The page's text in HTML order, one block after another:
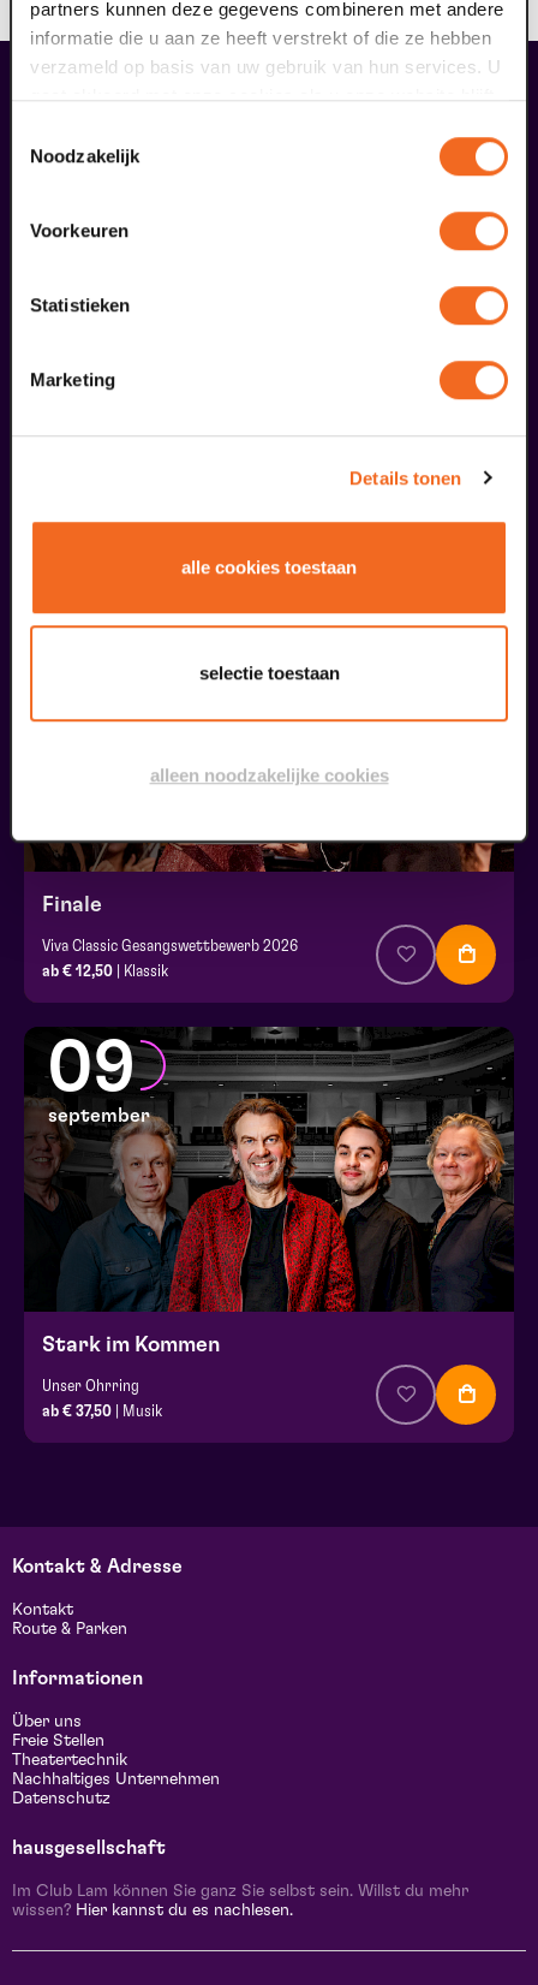
partners kunnen deze gegevens combineren met andere
informatie die u aan ze heeft verstrekt of die ze hebben
verzameld op basis van uw gebruik van hun services. U
gaat akkoord met onze cookies als u onze website blijft
Noodzakelijk
Voorkeuren
Statistieken
Marketing
Details tonen
alle cookies toestaan
selectie toestaan
alleen noodzakelijke cookies
fans dieser Show haben auch
29
augustus
30
Finale
Viva Classic Gesangswettbewerb 2026
ab € 12,50 | Klassik
09
september
Stark im Kommen
Unser Ohrring
ab € 37,50 | Musik
Kontakt & Adresse
Kontakt
Route & Parken
Informationen
Über uns
Freie Stellen
Theatertechnik
Nachhaltiges Unternehmen
Datenschutz
hausgesellschaft
Im Club Lam können Sie ganz Sie selbst sein. Willst du mehr
wissen? Hier kannst du es nachlesen.